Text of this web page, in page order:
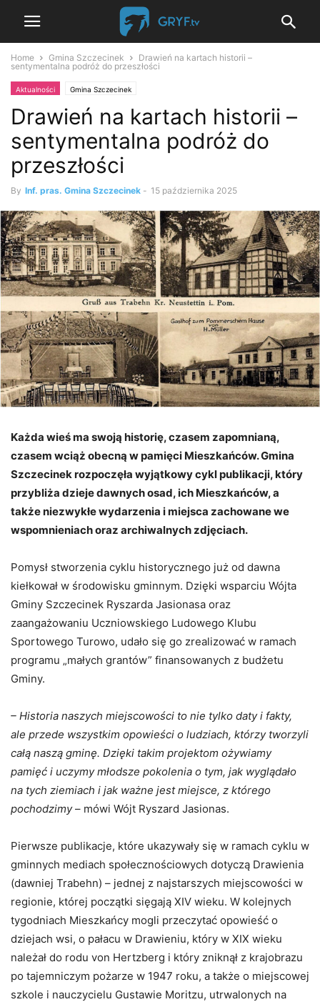
Home Gmina Szczecinek
Drawień na kartach historii –
sentymentalna podróż do przeszłości
Aktualności Gmina Szczecinek
Drawień na kartach historii –
sentymentalna podróż do
przeszłości
By Inf. pras. Gmina Szczecinek - 15 października 2025
Każda wieś ma swoją historię, czasem zapomnianą,
czasem wciąż obecną w pamięci Mieszkańców. Gmina
Szczecinek rozpoczęła wyjątkowy cykl publikacji, który
przybliża dzieje dawnych osad, ich Mieszkańców, a
także niezwykłe wydarzenia i miejsca zachowane we
wspomnieniach oraz archiwalnych zdjęciach.
Pomysł stworzenia cyklu historycznego już od dawna
kiełkował w środowisku gminnym. Dzięki wsparciu Wójta
Gminy Szczecinek Ryszarda Jasionasa oraz
zaangażowaniu Uczniowskiego Ludowego Klubu
Sportowego Turowo, udało się go zrealizować w ramach
programu „małych grantów” finansowanych z budżetu
Gminy.
– Historia naszych miejscowości to nie tylko daty i fakty,
ale przede wszystkim opowieści o ludziach, którzy tworzyli
całą naszą gminę. Dzięki takim projektom ożywiamy
pamięć i uczymy młodsze pokolenia o tym, jak wyglądało
na tych ziemiach i jak ważne jest miejsce, z którego
pochodzimy– mówi Wójt Ryszard Jasionas.
Pierwsze publikacje, które ukazywały się w ramach cyklu w
gminnych mediach społecznościowych dotyczą Drawienia
(dawniej Trabehn) – jednej z najstarszych miejscowości w
regionie, której początki sięgają XIV wieku. W kolejnych
tygodniach Mieszkańcy mogli przeczytać opowieść o
dziejach wsi, o pałacu w Drawieniu, który w XIX wieku
należał do rodu von Hertzberg i który zniknął z krajobrazu
po tajemniczym pożarze w 1947 roku, a także o miejscowej
szkole i nauczycielu Gustawie Moritzu, utrwalonych na